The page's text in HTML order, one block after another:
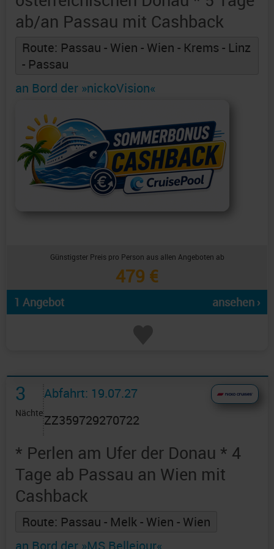
ab/an Passau mit Cashback
Route: Passau - Wien - Wien - Krems - Linz
- Passau
an Bord der »nickoVision«
Günstigster Preis pro Person aus allen Angeboten ab
479 €
1 Angebot ansehen ›
3
Nächte
Abfahrt: 19.07.27
ZZ359729270722
* Perlen am Ufer der Donau * 4
Tage ab Passau an Wien mit
Cashback
Route: Passau - Melk - Wien - Wien